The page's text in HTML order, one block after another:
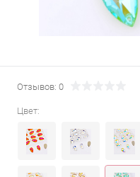
Отзывов: 0
Цвет: